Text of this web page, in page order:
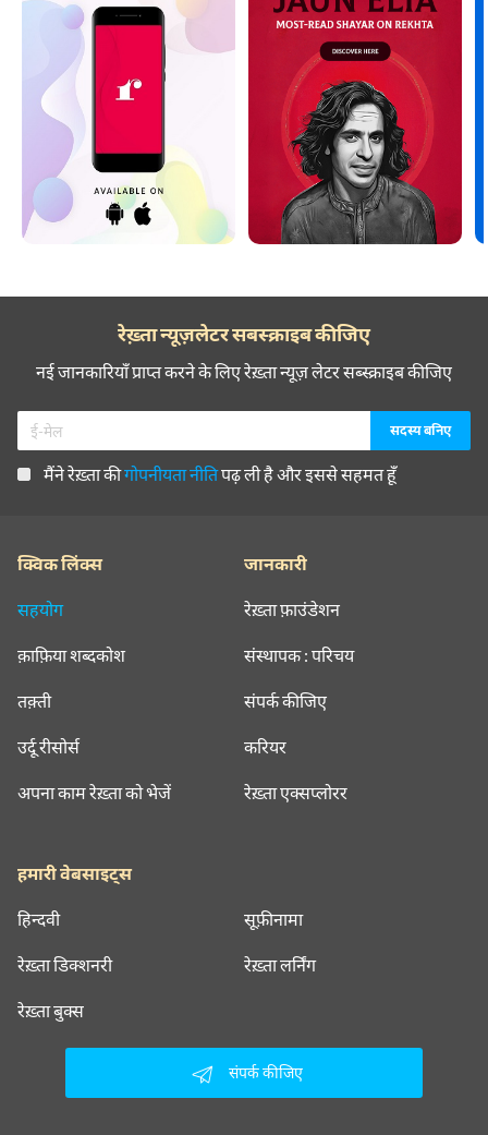
रेख़्ता न्यूज़लेटर सबस्क्राइब कीजिए
नई जानकारियाँ प्राप्त करने के लिए रेख़्ता न्यूज़ लेटर सब्स्क्राइब कीजिए
मैंने रेख़्ता कीगोपनीयता नीतिपढ़ ली है और इससे सहमत हूँ
क्विक लिंक्स
सहयोग
क़ाफ़िया शब्दकोश
तक़्ती
उर्दू रीसोर्स
अपना काम रेख़्ता को भेजें
जानकारी
रेख़्ता फ़ाउंडेशन
संस्थापक : परिचय
संपर्क कीजिए
करियर
रेख़्ता एक्सप्लोरर
हमारी वेबसाइट्स
हिन्दवी सूफ़ीनामा
रेख़्ता डिक्शनरी रेख़्ता लर्निंग
रेख़्ता बुक्स
संपर्क कीजिए